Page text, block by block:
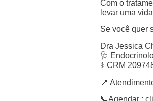
Com o
levar uma
Se você quer
Dra Jessica
🩺
⚕️ CRM
📍